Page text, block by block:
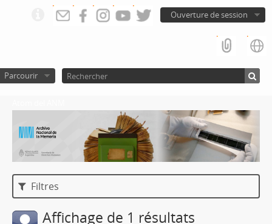
Ouverture de session
Parcourir
Filtres
Affichage de 1 résultats